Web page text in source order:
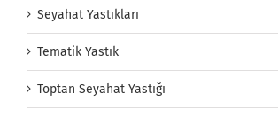
Seyahat Yastıkları
Tematik Yastık
Toptan Seyahat Yastığı